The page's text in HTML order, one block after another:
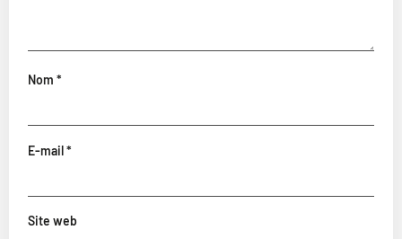
Nom *
E-mail*
Site web